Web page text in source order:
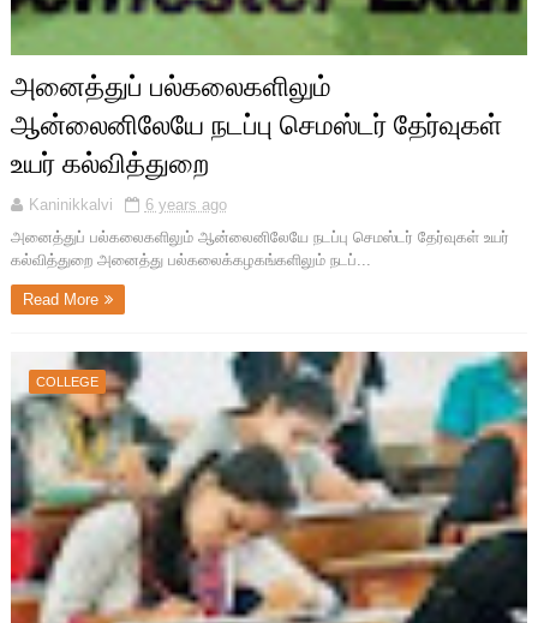
அனைத்துப் பல்கலைகளிலும்
ஆன்லைனிலேயே நடப்பு செமஸ்டர் தேர்வுகள்
உயர் கல்வித்துறை
Kaninikkalvi
6 years ago
அனைத்துப் பல்கலைகளிலும் ஆன்லைனிலேயே நடப்பு செமஸ்டர் தேர்வுகள் உயர்
கல்வித்துறை அனைத்து பல்கலைக்கழகங்களிலும் நடப்...
Read More
COLLEGE